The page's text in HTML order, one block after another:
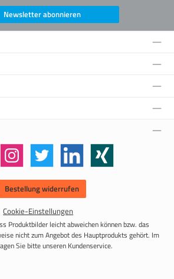
Newsletter abonnieren
Instagram Twitter LinkedIn Xing
Bestellung widerrufen
Cookie-Einstellungen
Produktbilder leicht abweichen können bzw. das
nicht zum Angebot des Hauptprodukts gehört. Im
Sie bitte unseren Kundenservice.